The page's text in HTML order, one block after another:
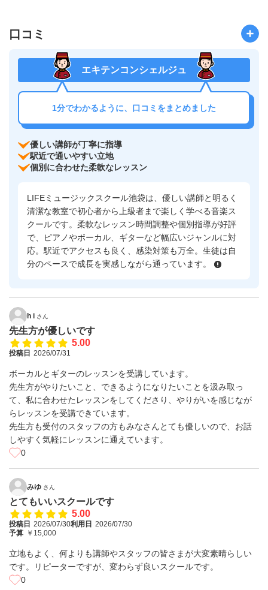
口コミ
エキテンコンシェルジュ
1分でわかるように、口コミをまとめました
優しい講師が丁寧に指導
駅近で通いやすい立地
個別に合わせた柔軟なレッスン
LIFEミュージックスクール池袋は、優しい講師と明るく
清潔な教室で初心者から上級者まで楽しく学べる音楽ス
クールです。柔軟なレッスン時間調整や個別指導が好評
で、ピアノやボーカル、ギターなど幅広いジャンルに対
応。駅近でアクセスも良く、感染対策も万全。生徒は自
分のペースで成長を実感しながら通っています。
h i さん
先生方が優しいです
5.00
投稿日 2026/07/31
ボーカルとギターのレッスンを受講しています。
先生方がやりたいこと、できるようになりたいことを汲み取っ
て、私に合わせたレッスンをしてくださり、やりがいを感じなが
らレッスンを受講できています。
先生方も受付のスタッフの方もみなさんとても優しいので、お話
しやすく気軽にレッスンに通えています。
0
みゆ さん
とてもいいスクールです
5.00
投稿日 2026/07/30利用日 2026/07/30
予算 ￥15,000
立地もよく、何よりも講師やスタッフの皆さまが大変素晴らしい
です。リピーターですが、変わらず良いスクールです。
0